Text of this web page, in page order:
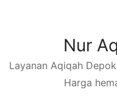
Nur
Layanan Aqiqah
Harga